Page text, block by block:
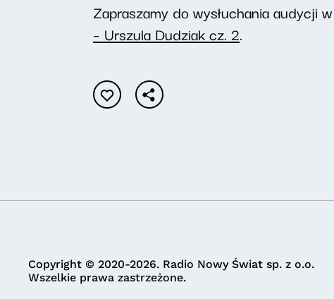
Zapraszamy do wysłuchania audycji
– Urszula Dudziak cz. 2.
Copyright © 2020-2026. Radio Nowy Świat sp. z o.o.
Wszelkie prawa zastrzeżone.